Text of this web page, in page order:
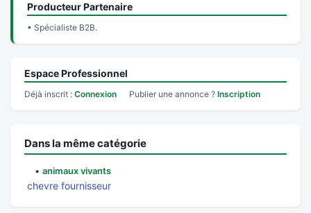
Producteur Partenaire
• Spécialiste B2B.
Espace Professionnel
Déjà inscrit : Connexion Publier une annonce ? Inscription
Dans la même catégorie
• animaux vivants
chevre fournisseur